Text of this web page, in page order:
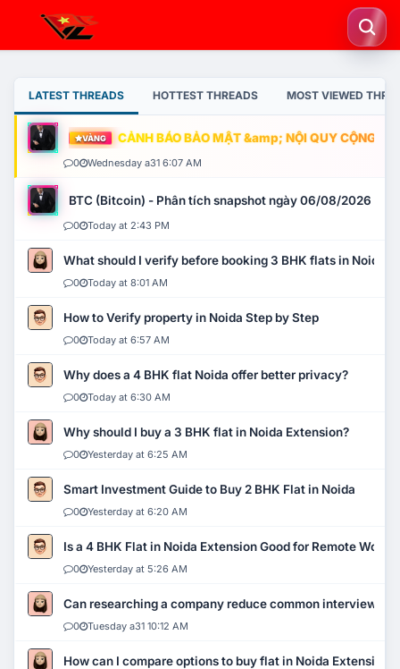
LATEST THREADS HOTTEST THREADS MOST VIEWED
VÀNG CẢNH BÁO BẢO MẬT &amp; NỘI QUY CỘNG
0 Wednesday a31 6:07 AM
BTC (Bitcoin) - Phân tích snapshot ngày 06/08/2026
0 Today at 2:43 PM
What should I verify before booking 3 BHK flats in Noida?
0 Today at 8:01 AM
How to Verify property in Noida Step by Step
0 Today at 6:57 AM
Why does a 4 BHK flat Noida offer better privacy?
0 Today at 6:30 AM
Why should I buy a 3 BHK flat in Noida Extension?
0 Yesterday at 6:25 AM
Smart Investment Guide to Buy 2 BHK Flat in Noida
0 Yesterday at 6:20 AM
Is a 4 BHK Flat in Noida Extension Good for Remote Work?
0 Yesterday at 5:26 AM
Can researching a company reduce common interview
0 Tuesday a31 10:12 AM
How can I compare options to buy flat in Noida Extension?